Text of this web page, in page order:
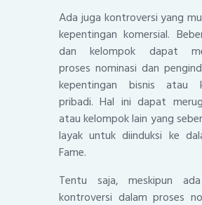
Ada juga kontroversi yang
kepentingan komersial.
dan kelompok dapat
proses nominasi dan
kepentingan bisnis atau
pribadi. Hal ini dapat
atau kelompok lain yang
layak untuk diinduksi ke
Fame.
Tentu saja, meskipun
kontroversi dalam proses